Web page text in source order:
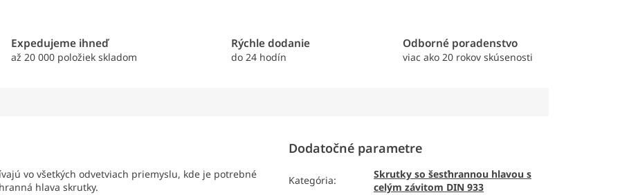
Expedujeme ihneď
až 20 000 položiek skladom
Rýchle dodanie
do 24 hodín
Odborné poradenstvo
viac ako 20 rokov skúsenosti
vo všetkých odvetviach priemyslu, kde je potrebné
hlava skrutky.
Dodatočné parametre
Kategória:
Skrutky so šesťhrannou hlavou s
celým závitom DIN 933